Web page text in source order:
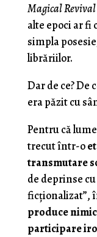
Magical Revival
alte epoci ar
simpla
librăriilor.
Dar de ce? De
era păzit cu
Pentru că
trecut într-o
transmutare
de deprinse
ficționalizat”,
produce
participare